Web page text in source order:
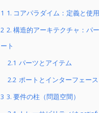
1 1. コアパラダイム：定義と使
2 2. 構造的アーキテクチャ：パ
ート
2.1 パーツとアイテム
2.2 ポートとインターフェース
3 3. 要件の柱（問題空間）